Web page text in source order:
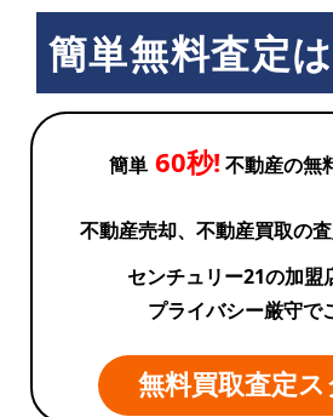
簡単無料査定
簡単 60秒! 不動産の無
不動産売却、不動産買取の
センチュリー21の加盟
プライバシー厳守で
無料買取査定ス